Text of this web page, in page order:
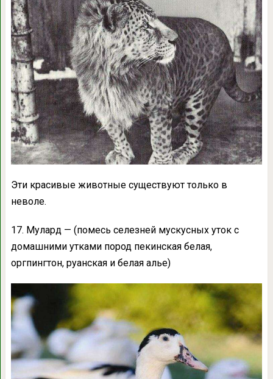
Эти красивые животные существуют только в
неволе.
17. Мулард — (помесь селезней мускусных уток с
домашними утками пород пекинская белая,
оргпингтон, руанская и белая алье)